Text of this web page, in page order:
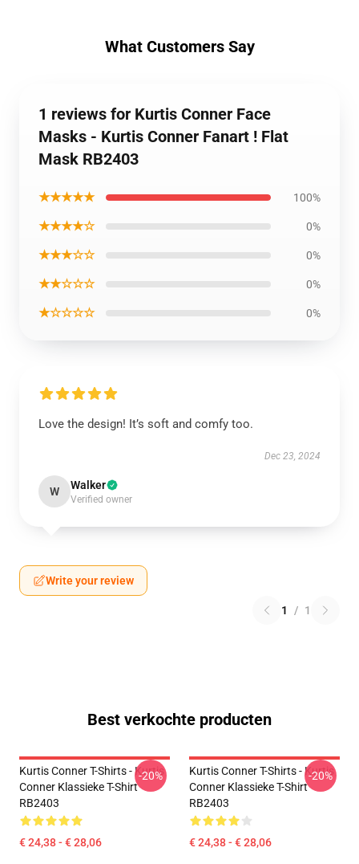
What Customers Say
1 reviews for Kurtis Conner Face
Masks - Kurtis Conner Fanart ! Flat
Mask RB2403
★★★★★ 100%
★★★★☆ 0%
★★★☆☆ 0%
★★☆☆☆ 0%
★☆☆☆☆ 0%
Love the design! It’s soft and comfy too.
Dec 23, 2024
W Walker
Verified owner
Write your review
1 / 1
Best verkochte producten
Kurtis Conner T-Shirts - Kurtis
Conner Klassieke T-Shirt
RB2403
€ 24,38 - € 28,06
-20%
Kurtis Conner T-Shirts - Kurtis
Conner Klassieke T-Shirt
RB2403
€ 24,38 - € 28,06
-20%